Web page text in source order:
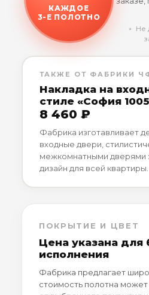
КАЖДОЕ
3-Е ПОЛОТНО
﹡
ТАКЖЕ ОТ ФАБРИКИ
Накладка на
стиле «София
8 460 ₽
Фабрика изготавливает
входные двери,
межкомнатными дверями
дизайн для всей квартиры.
ПОКРЫТИЕ И ЦВЕТ
Цена указана для
исполнения
Фабрика предлагает
стоимость полотна